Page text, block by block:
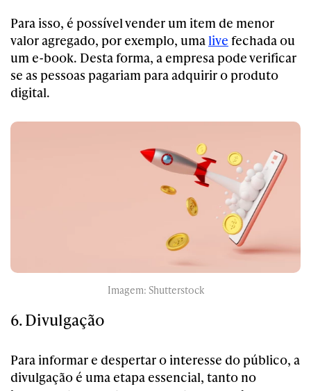
Para isso, é possível vender um item de menor
valor agregado, por exemplo, uma live fechada ou
um e-book. Desta forma, a empresa pode verificar
se as pessoas pagariam para adquirir o produto
digital.
Imagem: Shutterstock
6. Divulgação
Para informar e despertar o interesse do público, a
divulgação é uma etapa essencial, tanto no